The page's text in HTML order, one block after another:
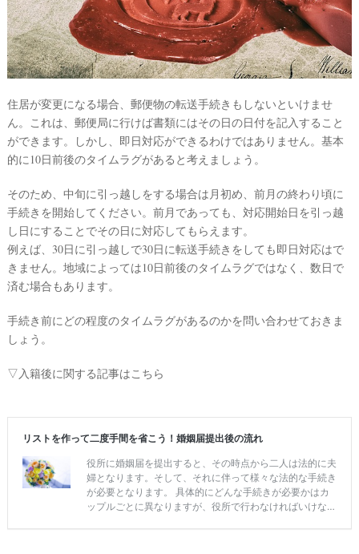
住居が変更になる場合、郵便物の転送手続きもしないといけませ
ん。これは、郵便局に行けば書類にはその日の日付を記入すること
ができます。しかし、即日対応ができるわけではありません。基本
的に10日前後のタイムラグがあると考えましょう。
そのため、中旬に引っ越しをする場合は月初め、前月の終わり頃に
手続きを開始してください。前月であっても、対応開始日を引っ越
し日にすることでその日に対応してもらえます。
例えば、30日に引っ越しで30日に転送手続きをしても即日対応はで
きません。地域によっては10日前後のタイムラグではなく、数日で
済む場合もあります。
手続き前にどの程度のタイムラグがあるのかを問い合わせておきま
しょう。
▽入籍後に関する記事はこちら